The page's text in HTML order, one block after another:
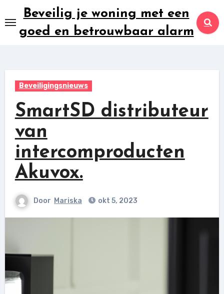
naar
inhoud
Beveilig je woning met een
goed en betrouwbaar alarm
Beveiligingsnieuws
SmartSD distributeur
van
intercomproducten
Akuvox.
Door Mariska okt 5, 2023